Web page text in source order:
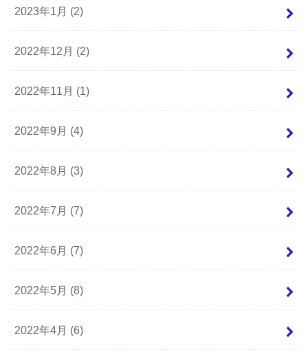
2023年1月 (2)
2022年12月 (2)
2022年11月 (1)
2022年9月 (4)
2022年8月 (3)
2022年7月 (7)
2022年6月 (7)
2022年5月 (8)
2022年4月 (6)